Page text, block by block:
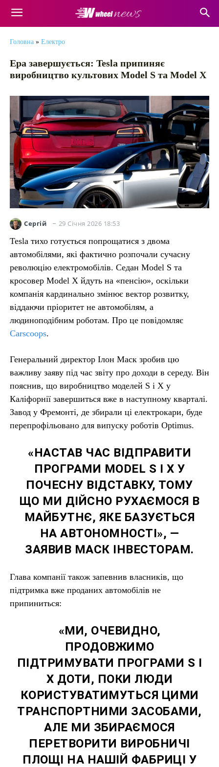
Головна » Електро
Ера завершується: Tesla припиняє
виробництво культових Model S та Model X
Сергій 29 Січня 2026 18:53
Tesla тихо готується попрощатися з двома
автомобілями, які фактично розпочали сучасну
революцію електромобілів. Седан Model S та
кросовер Model X йдуть на «пенсію», оскільки
компанія кардинально змінює вектор розвитку,
віддаючи пріоритет не автомобілям, а
людиноподібним роботам. Про це повідомляє
Carscoops.
Генеральний директор Ілон Маск зробив цю
важливу заяву під час звіту про доходи в середу. Він
пояснив, що виробництво моделей S і X у
Каліфорнії завершиться вже в наступному кварталі.
Завод у Фремонті, де збирали ці електрокари, буде
перепрофільовано для випуску роботів Optimus.
«НАСТАВ ЧАС ВІДПРАВИТИ
ПРОГРАМИ MODEL S І X У
ПОЧЕСНУ ВІДСТАВКУ, ТОМУ
ЩО МИ ДІЙСНО РУХАЄМОСЯ В
МАЙБУТНЄ, ЯКЕ БАЗУЄТЬСЯ
НА АВТОНОМНОСТІ», —
ЗАЯВИВ МАСК ІНВЕСТОРАМ.
Глава компанії також запевнив власників, що
підтримка вже проданих автомобілів не
припиниться:
«МИ, ОЧЕВИДНО,
ПРОДОВЖИМО
ПІДТРИМУВАТИ ПРОГРАМИ S І
X ДОТИ, ПОКИ ЛЮДИ
КОРИСТУВАТИМУТЬСЯ ЦИМИ
ТРАНСПОРТНИМИ ЗАСОБАМИ,
АЛЕ МИ ЗБИРАЄМОСЯ
ПЕРЕТВОРИТИ ВИРОБНИЧІ
ПЛОЩІ НА НАШІЙ ФАБРИЦІ У